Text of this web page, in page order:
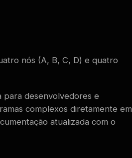
nós (A, B, C, D) e quatro
para desenvolvedores e
complexos diretamente em
atualizada com o